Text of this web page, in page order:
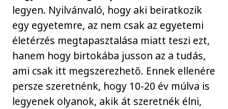
legyen. Nyilvánvaló, hogy aki beiratkozik
egy egyetemre, az nem csak az egyetemi
életérzés megtapasztalása miatt teszi ezt,
hanem hogy birtokába jusson az a tudás,
ami csak itt megszerezhető. Ennek ellenére
persze szeretnénk, hogy 10-20 év múlva is
legyenek olyanok, akik át szeretnék élni,